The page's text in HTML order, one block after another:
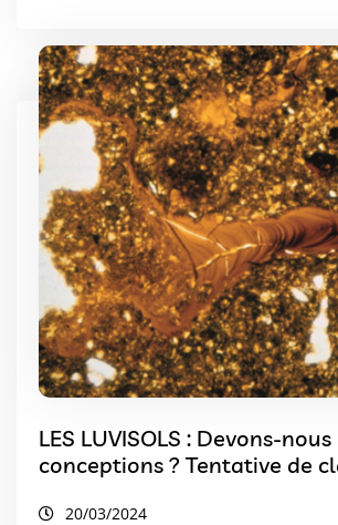
LES LUVISOLS : Devons-
conceptions ? Tentative de
20/03/2024